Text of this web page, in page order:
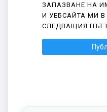
ЗАПАЗВАНЕ НА
И УЕБСАЙТА МИ В
СЛЕДВАЩИЯ ПЪТ